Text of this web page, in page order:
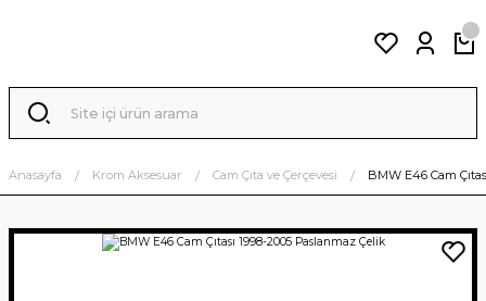
Anasayfa Krom Aksesuar Cam Çıta ve Çerçevesi BMW E46 Cam